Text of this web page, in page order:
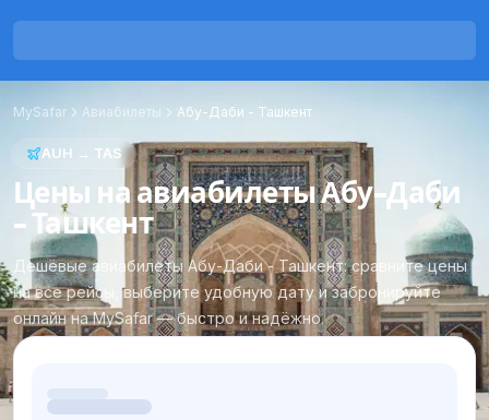
MySafar Авиабилеты Абу-Даби - Ташкент
AUH → TAS
Цены на авиабилеты Абу-Даби
- Ташкент
Дешёвые авиабилеты Абу-Даби - Ташкент: сравните цены
на все рейсы, выберите удобную дату и забронируйте
онлайн на MySafar — быстро и надёжно.